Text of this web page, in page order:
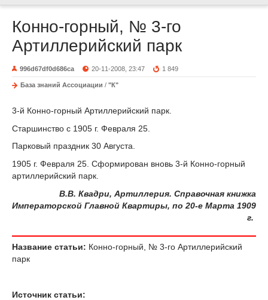
Конно-горный, № 3-го
Артиллерийский парк
996d67df0d686ca 20-11-2008, 23:47 1 849
База знаний Ассоциации / "К"
3-й Конно-горный Артиллерийский парк.
Старшинство с 1905 г. Февраля 25.
Парковый праздник 30 Августа.
1905 г. Февраля 25. Сформирован вновь 3-й Конно-горный
артиллерийский парк.
В.В. Квадри, Артиллерия. Справочная книжка
Императорской Главной Квартиры, по 20-е Марта 1909
г.
Название статьи: Конно-горный, № 3-го Артиллерийский
парк
Источник статьи: